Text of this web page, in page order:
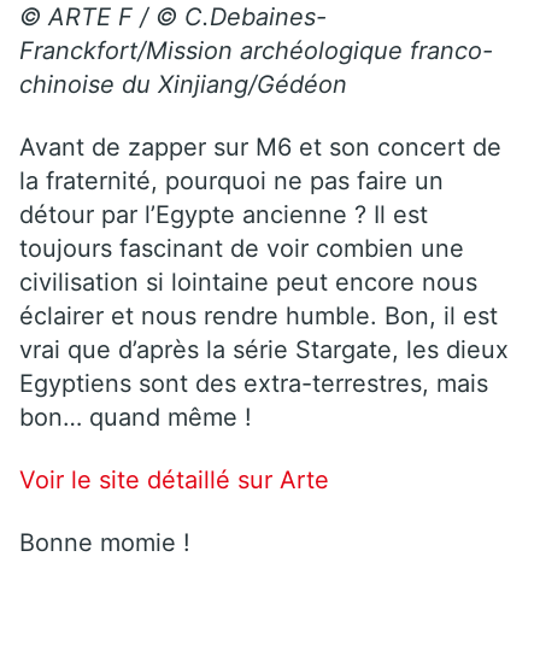
© ARTE F / © C.Debaines-
Franckfort/Mission archéologique franco-
chinoise du Xinjiang/Gédéon
Avant de zapper sur M6 et son concert de
la fraternité, pourquoi ne pas faire un
détour par l’Egypte ancienne ? Il est
toujours fascinant de voir combien une
civilisation si lointaine peut encore nous
éclairer et nous rendre humble. Bon, il est
vrai que d’après la série Stargate, les dieux
Egyptiens sont des extra-terrestres, mais
bon… quand même !
Voir le site détaillé sur Arte
Bonne momie !